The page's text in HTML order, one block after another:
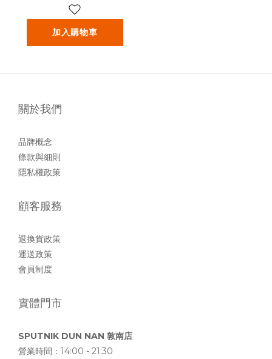
加入購物車
關於我們
品牌概念
條款與細則
隱私權政策
顧客服務
退換貨政策
運送政策
會員制度
實體門市
SPUTNIK DUN NAN 敦南店
營業時間：14:00 - 21:30